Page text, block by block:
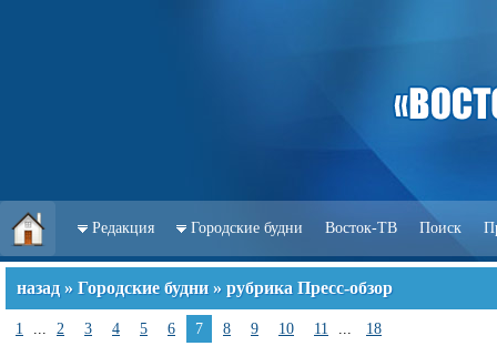
Редакция Городские будни Восток-ТВ Поиск
назад » Городские будни » рубрика Пресс-обзор
1 ... 2 3 4 5 6 7 8 9 10 11 ... 18